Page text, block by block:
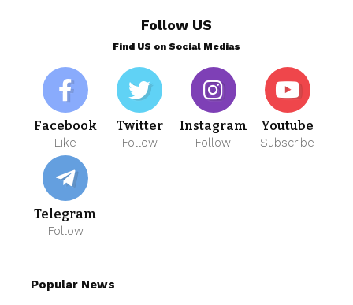
Follow US
Find US on Social Medias
Facebook
Like
Twitter
Follow
Instagram
Follow
Youtube
Subscribe
Telegram
Follow
Popular News